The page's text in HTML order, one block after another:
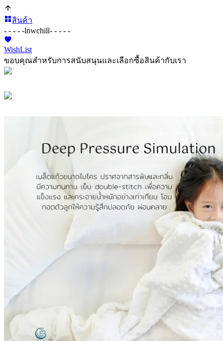
สินค้า
- - - - -lnwchill- - - - -
WishList
ขอบคุณสำหรับการสนับสนุนและเลือกซื้อสินค้ากับเรา